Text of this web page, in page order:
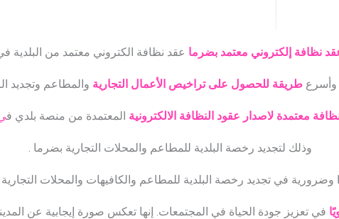
نظافة إلكتروني معتمد بضرما عقد نظافة الكتروني معتمد من البلدية
وأسرعطريقة للحصول على تراخيص الأعمال التجارية والمطاعم وتجديد
معتمدة لاصدار عقود النظافة الالكترونية المعتمدة من منصة بلدي ف
وذلك لتجديد رخصة البلدية للمطاعم والمحلات التجارية بضرما .
وضرورية في تجديد رخصة البلدية للمطاعم والكافيهات والمحلات
في تعزيز جودة الحياة في المجتمعات. إنها تعكس صورة إيجابية عن